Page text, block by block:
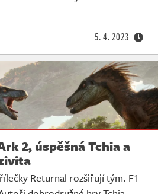
5. 4. 2023
2, úspěšná Tchia a
Returnal rozšiřují tým. F1